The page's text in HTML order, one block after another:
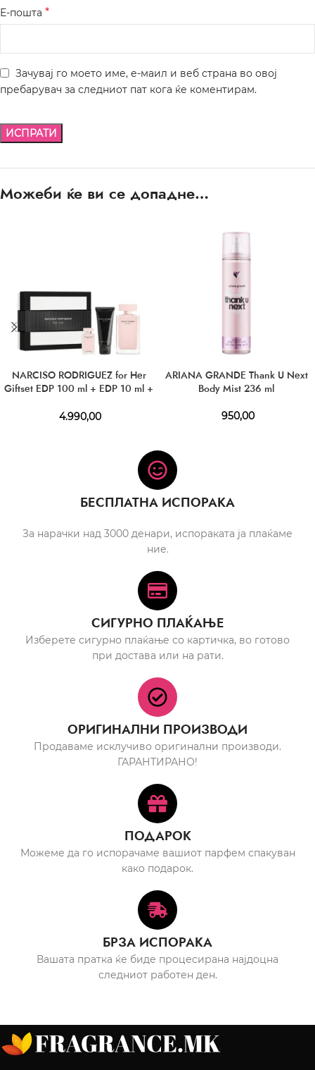
Е-пошта *
Зачувај го моето име, е-маил и веб страна во овој
пребарувач за следниот пат кога ќе коментирам.
Можеби ќе ви се допадне…
NARCISO RODRIGUEZ for Her
Giftset EDP 100 ml + EDP 10 ml +
4.990,00
ARIANA GRANDE Thank U Next
Body Mist 236 ml
950,00
БЕСПЛАТНА ИСПОРАКА
За нарачки над 3000 денари, испораката ја плаќаме
ние.
СИГУРНО ПЛАЌАЊЕ
Изберете сигурно плаќање со картичка, во готово
при достава или на рати.
ОРИГИНАЛНИ ПРОИЗВОДИ
Продаваме исклучиво оригинални производи.
ГАРАНТИРАНО!
ПОДАРОК
Можеме да го испорачаме вашиот парфем спакуван
како подарок.
БРЗА ИСПОРАКА
Вашата пратка ќе биде процесирана најдоцна
следниот работен ден.